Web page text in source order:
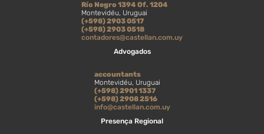
Presença Regional
Advogados
accountants
Montevidéu, Uruguai
(+598) 2901 1337
(+598) 2908 2516
info@castellan.com.uy
Río Negro 1394 Of. 1204
Montevidéu, Uruguai
(+598) 2903 0517
(+598) 2903 0518
contadores@castellan.com.uy